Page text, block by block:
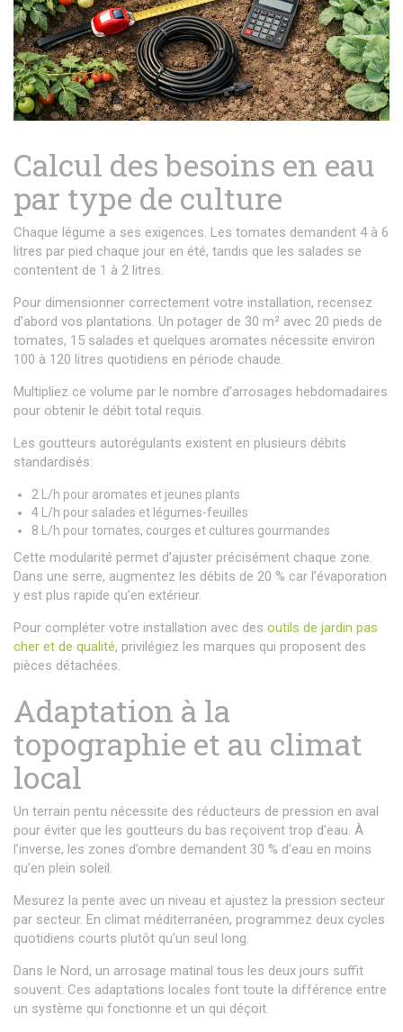
Calcul des besoins en eau
par type de culture
Chaque légume a ses exigences. Les tomates demandent 4 à 6
litres par pied chaque jour en été, tandis que les salades se
contentent de 1 à 2 litres.
Pour dimensionner correctement votre installation, recensez
d’abord vos plantations. Un potager de 30 m² avec 20 pieds de
tomates, 15 salades et quelques aromates nécessite environ
100 à 120 litres quotidiens en période chaude.
Multipliez ce volume par le nombre d’arrosages hebdomadaires
pour obtenir le débit total requis.
Les goutteurs autorégulants existent en plusieurs débits
standardisés:
2 L/h pour aromates et jeunes plants
4 L/h pour salades et légumes-feuilles
8 L/h pour tomates, courges et cultures gourmandes
Cette modularité permet d’ajuster précisément chaque zone.
Dans une serre, augmentez les débits de 20 % car l’évaporation
y est plus rapide qu’en extérieur.
Pour compléter votre installation avec des outils de jardin pas
cher et de qualité, privilégiez les marques qui proposent des
pièces détachées.
Adaptation à la
topographie et au climat
local
Un terrain pentu nécessite des réducteurs de pression en aval
pour éviter que les goutteurs du bas reçoivent trop d’eau. À
l’inverse, les zones d’ombre demandent 30 % d’eau en moins
qu’en plein soleil.
Mesurez la pente avec un niveau et ajustez la pression secteur
par secteur. En climat méditerranéen, programmez deux cycles
quotidiens courts plutôt qu’un seul long.
Dans le Nord, un arrosage matinal tous les deux jours suffit
souvent. Ces adaptations locales font toute la différence entre
un système qui fonctionne et un qui déçoit.